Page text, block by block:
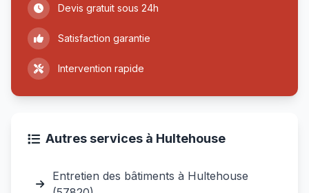
Devis gratuit sous 24h
Satisfaction garantie
Intervention rapide
Autres services à Hultehouse
Entretien des bâtiments à Hultehouse